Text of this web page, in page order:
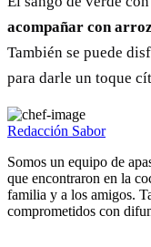
acompañar con
También se puede
para darle un toque
Redacción Sabor
Somos un equipo de
que encontraron en la
familia y a los amigos.
comprometidos con